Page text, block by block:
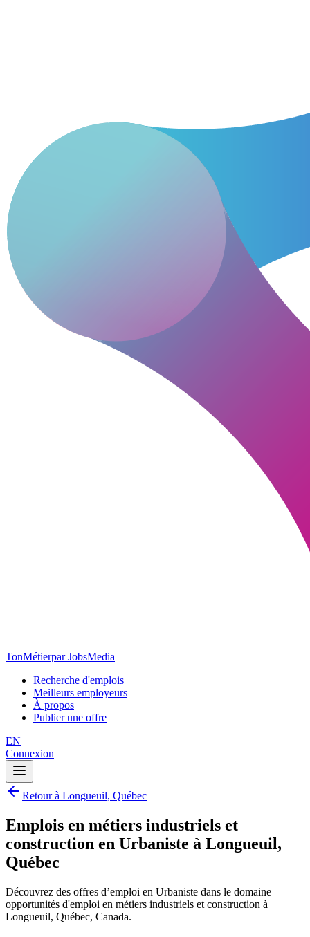
TonMétierpar JobsMedia
Recherche d'emplois
Meilleurs employeurs
À propos
Publier une offre
EN
Connexion
Retour à Longueuil, Québec
Emplois en métiers industriels et
construction en Urbaniste à Longueuil,
Québec
Découvrez des offres d’emploi en Urbaniste dans le domaine
opportunités d'emploi en métiers industriels et construction à
Longueuil, Québec, Canada.